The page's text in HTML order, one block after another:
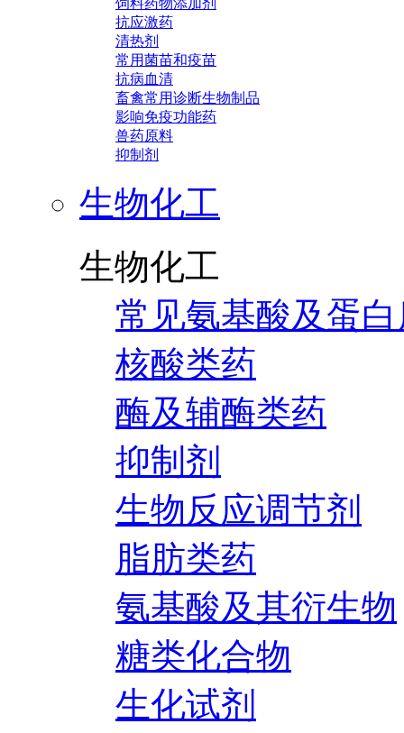
饲料药物添加剂
抗应激药
清热剂
常用菌苗和疫苗
抗病血清
畜禽常用诊断生物制品
影响免疫功能药
兽药原料
抑制剂
生物化工
生物化工
常见氨基酸及蛋
核酸类药
酶及辅酶类药
抑制剂
生物反应调节剂
脂肪类药
氨基酸及其衍生物
糖类化合物
生化试剂